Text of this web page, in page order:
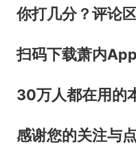
你打几分？评论
扫码下载萧内App
30万人都在用的
感谢您的关注与